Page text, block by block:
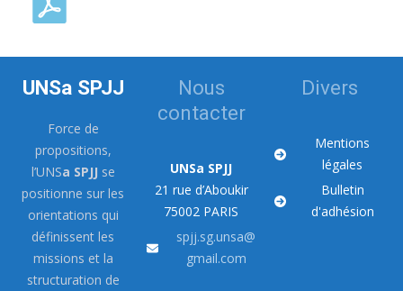
UNSa SPJJ
Force de
propositions,
l’UNSa SPJJ se
positionne sur les
orientations qui
définissent les
missions et la
structuration de
Nous
contacter
UNSa SPJJ
21 rue d’Aboukir
75002 PARIS
spjj.sg.unsa@
gmail.com
Divers
Mentions
légales
Bulletin
d'adhésion